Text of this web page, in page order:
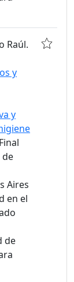
Raúl.
y
y
Aires
en el
de